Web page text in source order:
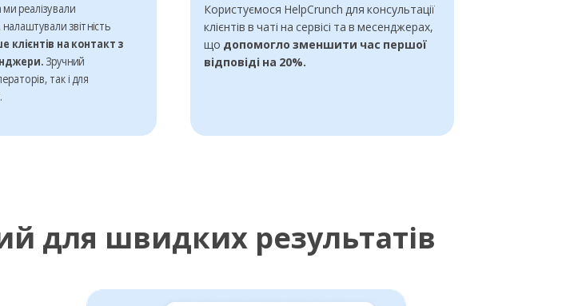
для швидких результатів
реалізували
звітність
клієнтів на контакт з
Зручний
так і для
Користуємося HelpCrunch для консультації
клієнтів в чаті на сервісі та в месенджерах,
що допомогло зменшити час першої
відповіді на 20%.